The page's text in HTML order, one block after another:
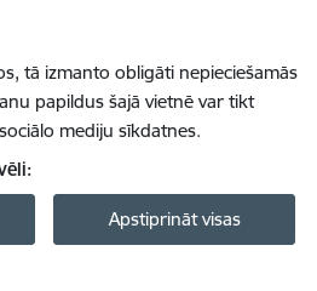
tā izmanto obligāti nepieciešamās
papildus šajā vietnē var tikt
mediju sīkdatnes.
Apstiprināt visas